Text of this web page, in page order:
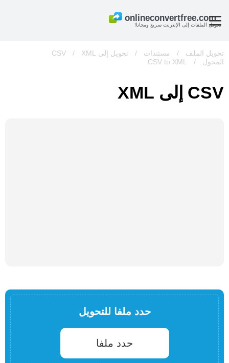
تحويل الملفات إلى الإنترنت سريع ومجانا!
تحويل الملف / مستندات / تحويل إلى CSV /
XML
المحول
/
CSV to XML
CSV إلى XML
حدد ملفا للتحويل
حدد ملفا